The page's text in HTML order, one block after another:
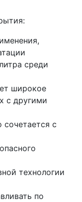
среди
широкое
с другими
с
технологии
по